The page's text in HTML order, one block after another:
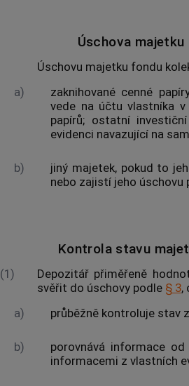
Úschova
Úschovu majetku fondu
a)
zaknihované cenné
vede na účtu vlastníka
papírů; ostatní
evidenci navazující na
b)
jiný majetek, pokud to
nebo zajistí jeho
Kontrola stavu
(1)
Depozitář přiměřeně
svěřit do úschovy podle § 3,
a)
průběžně kontroluje stav
b)
porovnává informace
informacemi z vlastních